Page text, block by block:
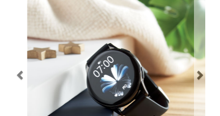
Oficina
Escritura
Navidad 🎄 Invierno